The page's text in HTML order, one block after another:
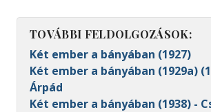
TOVÁBBI FELDOLGOZÁSOK:
Két ember a bányában (1927)
Két ember a bányában (1929a)
Árpád
Két ember a bányában (1938) -